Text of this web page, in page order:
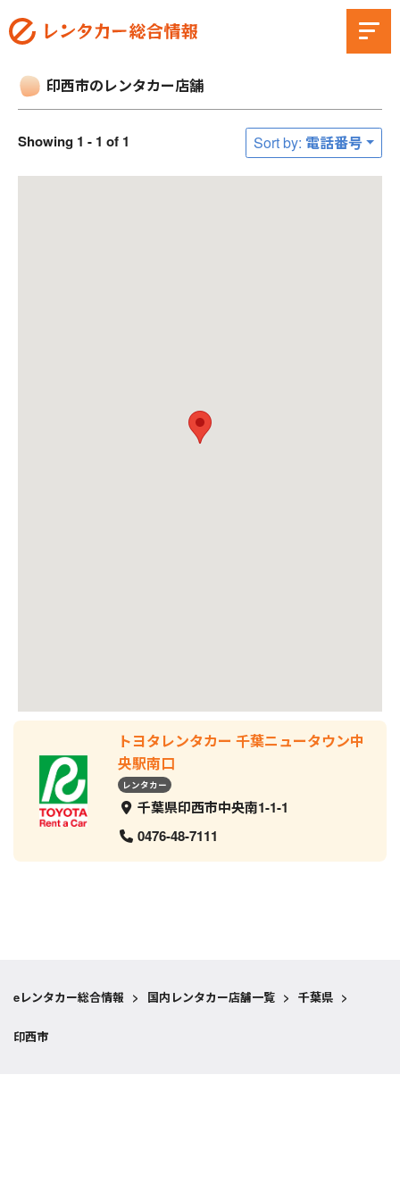
印西市のレンタカー店舗
Showing 1 - 1 of 1 Sort by: 電話番号
トヨタレンタカー 千葉ニュータウン中
央駅南口
レンタカー
千葉県印西市中央南1-1-1
0476-48-7111
eレンタカー総合情報 > 国内レンタカー店舗一覧 > 千葉県 >
印西市